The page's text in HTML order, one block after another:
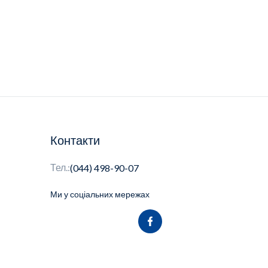
Контакти
Тел.:(044) 498-90-07
Ми у соціальних мережах